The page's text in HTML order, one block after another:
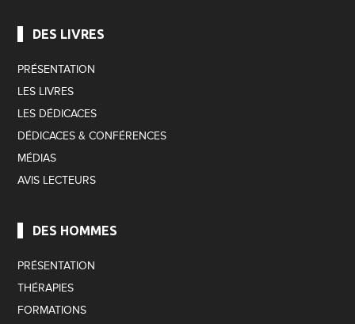
DES LIVRES
PRÉSENTATION
LES LIVRES
LES DÉDICACES
DÉDICACES & CONFÉRENCES
MÉDIAS
AVIS LECTEURS
DES HOMMES
PRÉSENTATION
THÉRAPIES
FORMATIONS